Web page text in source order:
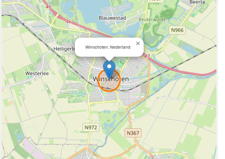
Winschoten, Nederland ×